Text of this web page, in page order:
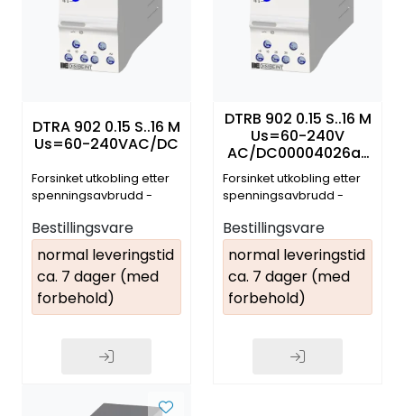
DTRA 902 0.15 S..16 M
Us=60-240VAC/DC
Forsinket utkobling etter
spenningsavbrudd -
Bestillingsvare
normal leveringstid
ca. 7 dager (med
forbehold)
DTRB 902 0.15 S..16 M
Us=60-240V
AC/DC00004026av
brudd
Forsinket utkobling etter
spenningsavbrudd -
Bestillingsvare
normal leveringstid
ca. 7 dager (med
forbehold)